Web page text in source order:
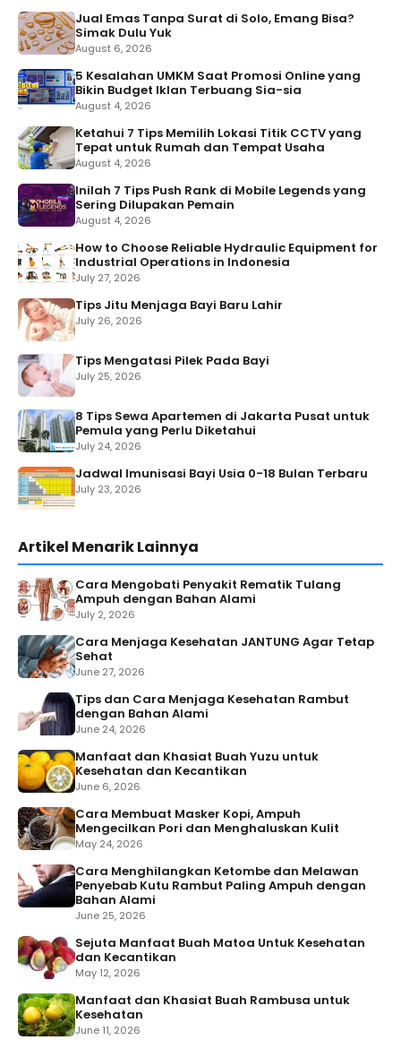
Jual Emas Tanpa Surat di Solo, Emang Bisa?
Simak Dulu Yuk
August 6, 2026
5 Kesalahan UMKM Saat Promosi Online yang
Bikin Budget Iklan Terbuang Sia-sia
August 4, 2026
Ketahui 7 Tips Memilih Lokasi Titik CCTV yang
Tepat untuk Rumah dan Tempat Usaha
August 4, 2026
Inilah 7 Tips Push Rank di Mobile Legends yang
Sering Dilupakan Pemain
August 4, 2026
How to Choose Reliable Hydraulic Equipment for
Industrial Operations in Indonesia
July 27, 2026
Tips Jitu Menjaga Bayi Baru Lahir
July 26, 2026
Tips Mengatasi Pilek Pada Bayi
July 25, 2026
8 Tips Sewa Apartemen di Jakarta Pusat untuk
Pemula yang Perlu Diketahui
July 24, 2026
Jadwal Imunisasi Bayi Usia 0-18 Bulan Terbaru
July 23, 2026
Artikel Menarik Lainnya
Cara Mengobati Penyakit Rematik Tulang
Ampuh dengan Bahan Alami
July 2, 2026
Cara Menjaga Kesehatan JANTUNG Agar Tetap
Sehat
June 27, 2026
Tips dan Cara Menjaga Kesehatan Rambut
dengan Bahan Alami
June 24, 2026
Manfaat dan Khasiat Buah Yuzu untuk
Kesehatan dan Kecantikan
June 6, 2026
Cara Membuat Masker Kopi, Ampuh
Mengecilkan Pori dan Menghaluskan Kulit
May 24, 2026
Cara Menghilangkan Ketombe dan Melawan
Penyebab Kutu Rambut Paling Ampuh dengan
Bahan Alami
June 25, 2026
Sejuta Manfaat Buah Matoa Untuk Kesehatan
dan Kecantikan
May 12, 2026
Manfaat dan Khasiat Buah Rambusa untuk
Kesehatan
June 11, 2026